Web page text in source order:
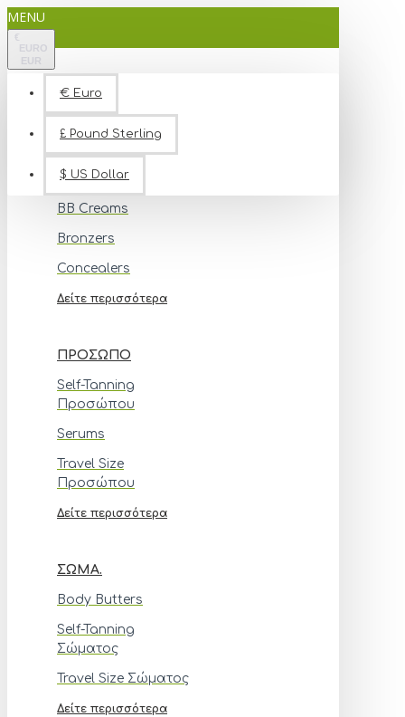
MENU
€
EURO
EUR
€ Euro
£ Pound Sterling
$ US Dollar
ΑΡΧΙΚΗ
ΠΡΟΙΟΝΤΑ
ΜΑΚΙΓΙΆΖ
BB Creams
Bronzers
Concealers
Δείτε περισσότερα
ΠΡΌΣΩΠΟ
Self-Tanning
Προσώπου
Serums
Travel Size
Προσώπου
Δείτε περισσότερα
ΣΏΜΑ.
Body Butters
Self-Tanning
Σώματος
Travel Size Σώματος
Δείτε περισσότερα